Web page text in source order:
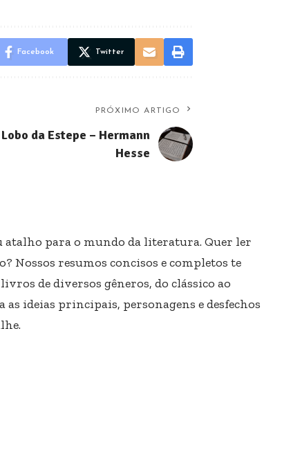
Facebook Twitter
PRÓXIMO ARTIGO
da Estepe – Hermann
Hesse
atalho para o mundo da literatura. Quer ler
Nossos resumos concisos e completos te
de diversos gêneros, do clássico ao
as ideias principais, personagens e desfechos